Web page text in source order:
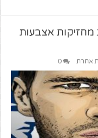
ישנות מחזיקות אצבעות
אחרת 0